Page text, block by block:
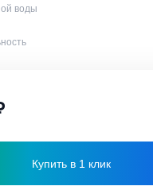
воды
Купить в 1 клик